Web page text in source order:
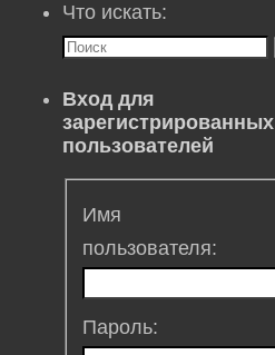
Что искать:
Вход для
зарегистрированных
пользователей
Имя
пользователя:
Пароль: